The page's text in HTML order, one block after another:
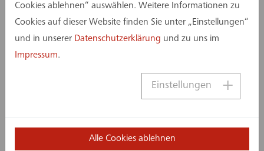
nicht um oberflächliche Quantität. Und um einen
guten Austausch mit dem Auftraggeber, der die
Erwartungshaltung beider Seiten berücksichtigt.
Die Kommunikation miteinander und
untereinander ist aus assmann-Sicht deshalb in
jeder Projektphase ein wesentliches Kriterium für
individuell angepasst werden. Schließlich ist sie
auch zu einem großen Teil davon abhängig, wie
Cookies ablehnen“ auswählen. Weitere Informationen zu
Cookies auf dieser Website finden Sie unter „Einstellungen“
und in unserer Datenschutzerklärung und zu uns im
Impressum.
Einstellungen
Alle Cookies ablehnen